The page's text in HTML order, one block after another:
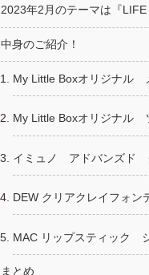
2023年2月のテーマは『
中身のご紹介！
My Little Boxオリジナル
My Little Boxオリジナル
イミュノ アドバンズド
DEW クリアクレイフォン
MAC リップスティック
まとめ